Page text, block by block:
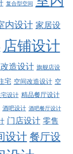
复合型空间
内设计 家居设
店铺设计
造设计 旗舰店设
宅 空间改造设计 空
设计 精品餐厅设计
酒吧设计 酒吧餐厅设计
门店设计 零售
设计 餐厅设